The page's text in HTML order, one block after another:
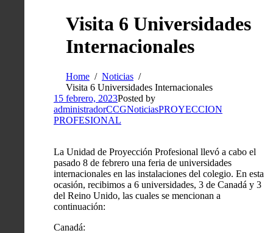
Visita 6 Universidades
Internacionales
Home
Noticias
Visita 6 Universidades Internacionales
15 febrero, 2023Posted by
administradorCCGNoticiasPROYECCION
PROFESIONAL
La Unidad de Proyección Profesional llevó a cabo el
pasado 8 de febrero una feria de universidades
internacionales en las instalaciones del colegio. En esta
ocasión, recibimos a 6 universidades, 3 de Canadá y 3
del Reino Unido, las cuales se mencionan a
continuación:
Canadá: